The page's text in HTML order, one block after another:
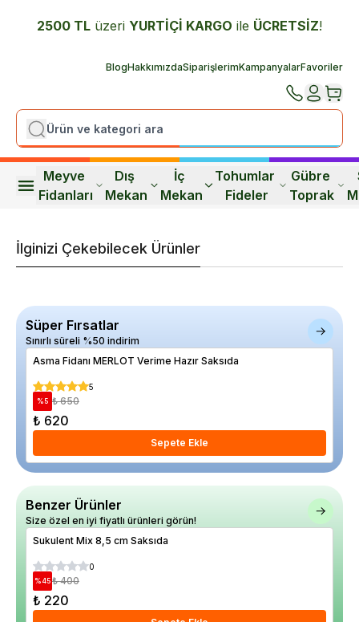
2500 TL üzeri YURTİÇİ KARGO ile ÜCRETSİZ!
BlogHakkımızdaSiparişlerimKampanyalarFavoriler
Meyve
Fidanları
Dış
Mekan
İç
Mekan
Tohumlar
Fideler
Gübre
Toprak
İlginizi Çekebilecek Ürünler
Süper Fırsatlar
Sınırlı süreli %50 indirim
Asma Fidanı MERLOT Verime Hazır Saksıda
5
% 5 ₺ 650
₺ 620
Sepete Ekle
Benzer Ürünler
Size özel en iyi fiyatlı ürünleri görün!
Sukulent Mix 8,5 cm Saksıda
0
%45 ₺ 400
₺ 220